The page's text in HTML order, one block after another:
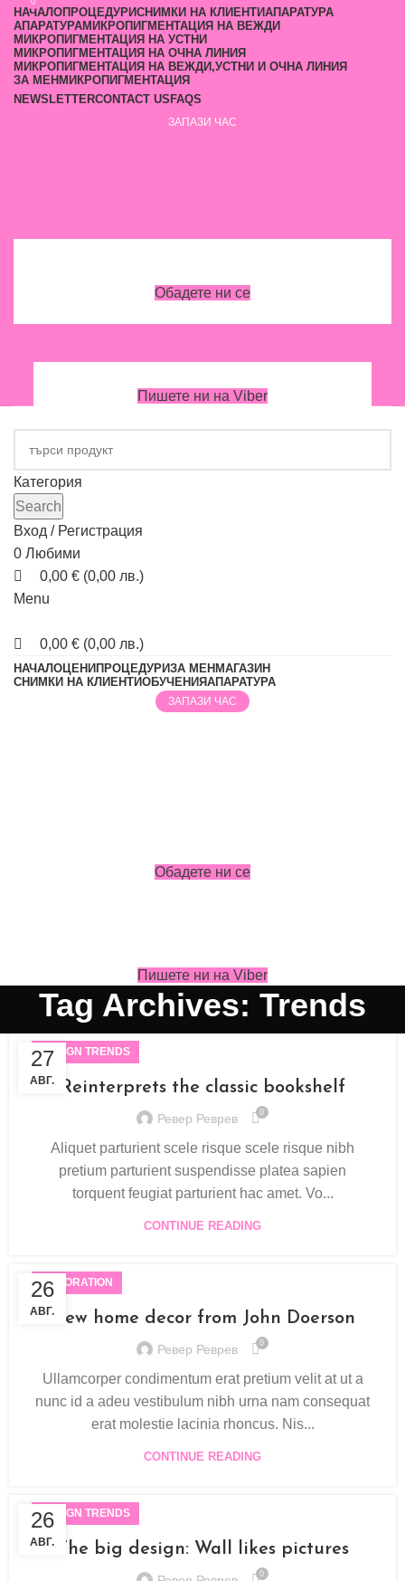
НАЧАЛОПРОЦЕДУРИСНИМКИ НА КЛИЕНТИАПАРАТУРА
АПАРАТУРАМИКРОПИГМЕНТАЦИЯ НА ВЕЖДИ
МИКРОПИГМЕНТАЦИЯ НА УСТНИ
МИКРОПИГМЕНТАЦИЯ НА ОЧНА ЛИНИЯ
МИКРОПИГМЕНТАЦИЯ НА ВЕЖДИ,УСТНИ И ОЧНА ЛИНИЯ
ЗА МЕН МИКРОПИГМЕНТАЦИЯ
NEWSLETTERCONTACT US FAQS
ЗАПАЗИ ЧАС
Обадете ни се
Пишете ни на Viber
Категория
Search
Вход / Регистрация
0 Любими
0
0,00 € (0,00 лв.)
Menu
0
0,00 € (0,00 лв.)
НАЧАЛОЦЕНИ ПРОЦЕДУРИЗА МЕН МАГАЗИН
СНИМКИ НА КЛИЕНТИОБУЧЕНИЯАПАРАТУРА
ЗАПАЗИ ЧАС
Обадете ни се
Пишете ни на Viber
Tag Archives: Trends
27
АВГ.
DESIGN TRENDS
Reinterprets the classic bookshelf
Ревер Реврев 0
Aliquet parturient scele risque scele risque nibh
pretium parturient suspendisse platea sapien
torquent feugiat parturient hac amet. Vo...
CONTINUE READING
26
АВГ.
DECORATION
New home decor from John Doerson
Ревер Реврев 0
Ullamcorper condimentum erat pretium velit at ut a
nunc id a adeu vestibulum nibh urna nam consequat
erat molestie lacinia rhoncus. Nis...
CONTINUE READING
26
АВГ.
DESIGN TRENDS
The big design: Wall likes pictures
0